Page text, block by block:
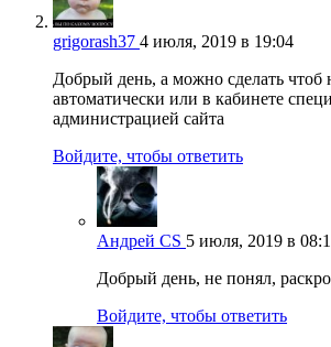
grigorash37 4 июля, 2019 в 19:04
Добрый день, а можно сделать чтоб
автоматически или в кабинете
администрацией сайта
Войдите, чтобы ответить
Андрей CS 5 июля, 2019 в
Добрый день, не понял,
Войдите, чтобы ответить